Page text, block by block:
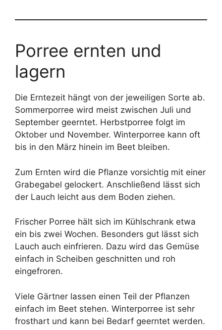
Porree ernten und
lagern
Die Erntezeit hängt von der jeweiligen Sorte ab.
Sommerporree wird meist zwischen Juli und
September geerntet. Herbstporree folgt im
Oktober und November. Winterporree kann oft
bis in den März hinein im Beet bleiben.
Zum Ernten wird die Pflanze vorsichtig mit einer
Grabegabel gelockert. Anschließend lässt sich
der Lauch leicht aus dem Boden ziehen.
Frischer Porree hält sich im Kühlschrank etwa
ein bis zwei Wochen. Besonders gut lässt sich
Lauch auch einfrieren. Dazu wird das Gemüse
einfach in Scheiben geschnitten und roh
eingefroren.
Viele Gärtner lassen einen Teil der Pflanzen
einfach im Beet stehen. Winterporree ist sehr
frosthart und kann bei Bedarf geerntet werden.